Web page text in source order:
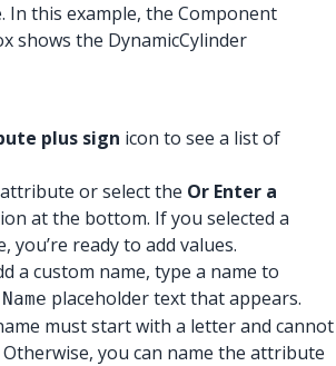
this example, the Component
shows the DynamicCylinder
plus sign icon to see a list of
or select the Or Enter a
at the bottom. If you selected a
you’re ready to add values.
a custom name, type a name to
placeholder text that appears.
must start with a letter and cannot
you can name the attribute